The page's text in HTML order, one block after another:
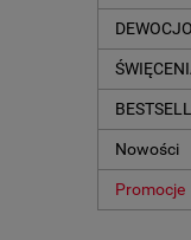
Nowości
Promocje